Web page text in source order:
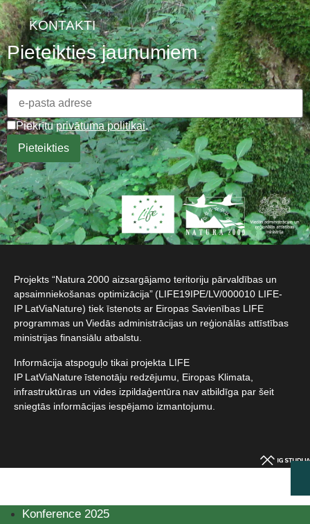
KONTAKTI
Pieteikties jaunumiem
Piekrītuprivātuma politikai.
Projekts “Natura 2000 aizsargājamo teritoriju pārvaldības un
apsaimniekošanas optimizācija” (LIFE19IPE/LV/000010 LIFE-
IP LatViaNature) tiek īstenots ar Eiropas Savienības LIFE
programmas un Viedās administrācijas un reģionālās attīstības
ministrijas finansiālu atbalstu.​
Informācija atspoguļo tikai projekta LIFE
IP LatViaNature īstenotāju redzējumu, Eiropas Klimata,
infrastruktūras un vides izpildaģentūra nav atbildīga par šeit
sniegtās informācijas iespējamo izmantojumu.​
Konference 2025